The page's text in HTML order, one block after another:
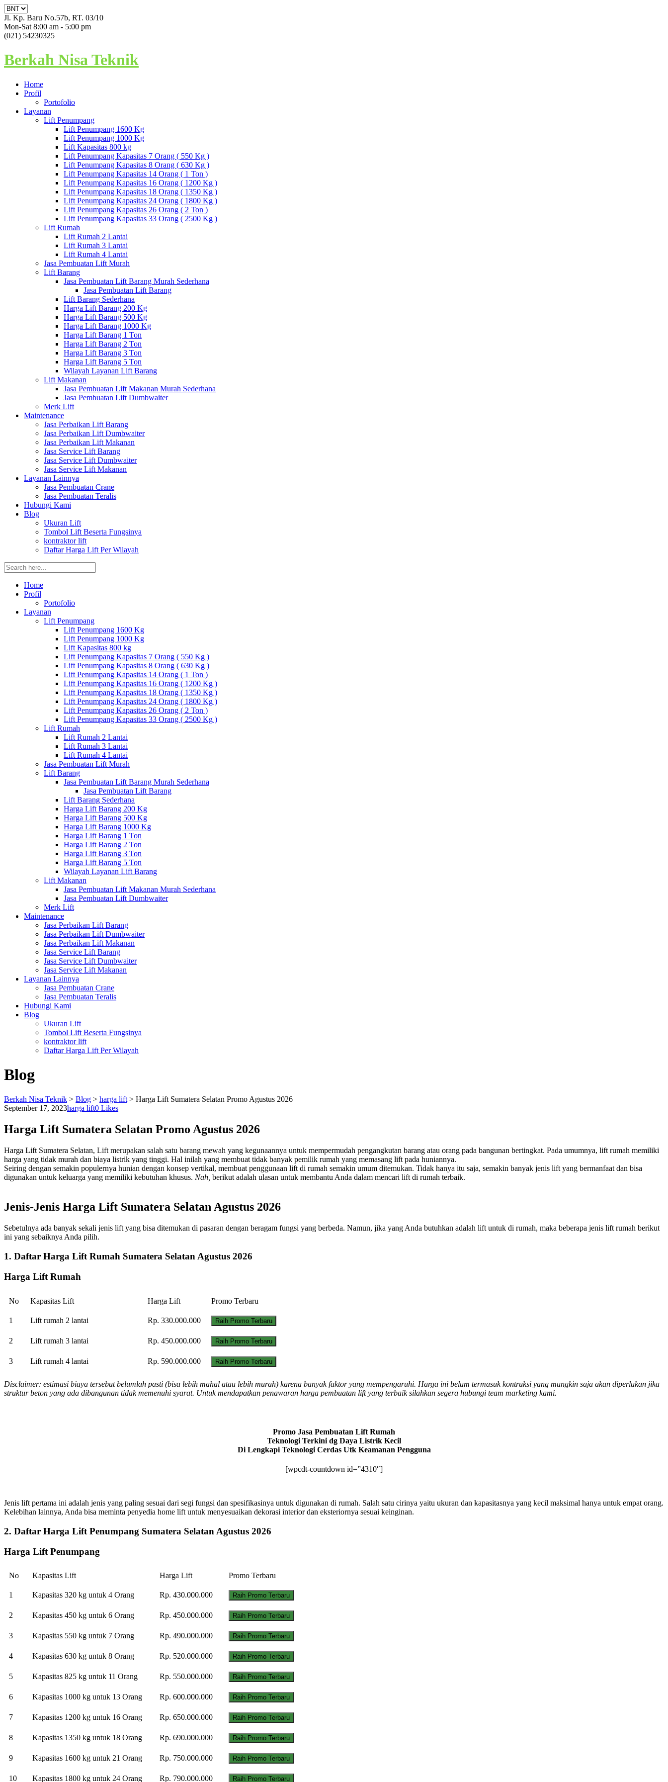
Jl. Kp. Baru No.57b, RT. 03/10
Mon-Sat 8:00 am - 5:00 pm
(021) 54230325
Berkah Nisa Teknik
Home
Profil
Portofolio
Layanan
Lift Penumpang
Lift Penumpang 1600 Kg
Lift Penumpang 1000 Kg
Lift Kapasitas 800 kg
Lift Penumpang Kapasitas 7 Orang ( 550 Kg )
Lift Penumpang Kapasitas 8 Orang ( 630 Kg )
Lift Penumpang Kapasitas 14 Orang ( 1 Ton )
Lift Penumpang Kapasitas 16 Orang ( 1200 Kg )
Lift Penumpang Kapasitas 18 Orang ( 1350 Kg )
Lift Penumpang Kapasitas 24 Orang ( 1800 Kg )
Lift Penumpang Kapasitas 26 Orang ( 2 Ton )
Lift Penumpang Kapasitas 33 Orang ( 2500 Kg )
Lift Rumah
Lift Rumah 2 Lantai
Lift Rumah 3 Lantai
Lift Rumah 4 Lantai
Jasa Pembuatan Lift Murah
Lift Barang
Jasa Pembuatan Lift Barang Murah Sederhana
Jasa Pembuatan Lift Barang
Lift Barang Sederhana
Harga Lift Barang 200 Kg
Harga Lift Barang 500 Kg
Harga Lift Barang 1000 Kg
Harga Lift Barang 1 Ton
Harga Lift Barang 2 Ton
Harga Lift Barang 3 Ton
Harga Lift Barang 5 Ton
Wilayah Layanan Lift Barang
Lift Makanan
Jasa Pembuatan Lift Makanan Murah Sederhana
Jasa Pembuatan Lift Dumbwaiter
Merk Lift
Maintenance
Jasa Perbaikan Lift Barang
Jasa Perbaikan Lift Dumbwaiter
Jasa Perbaikan Lift Makanan
Jasa Service Lift Barang
Jasa Service Lift Dumbwaiter
Jasa Service Lift Makanan
Layanan Lainnya
Jasa Pembuatan Crane
Jasa Pembuatan Teralis
Hubungi Kami
Blog
Ukuran Lift
Tombol Lift Beserta Fungsinya
kontraktor lift
Daftar Harga Lift Per Wilayah
Home
Profil
Portofolio
Layanan
Lift Penumpang
Lift Penumpang 1600 Kg
Lift Penumpang 1000 Kg
Lift Kapasitas 800 kg
Lift Penumpang Kapasitas 7 Orang ( 550 Kg )
Lift Penumpang Kapasitas 8 Orang ( 630 Kg )
Lift Penumpang Kapasitas 14 Orang ( 1 Ton )
Lift Penumpang Kapasitas 16 Orang ( 1200 Kg )
Lift Penumpang Kapasitas 18 Orang ( 1350 Kg )
Lift Penumpang Kapasitas 24 Orang ( 1800 Kg )
Lift Penumpang Kapasitas 26 Orang ( 2 Ton )
Lift Penumpang Kapasitas 33 Orang ( 2500 Kg )
Lift Rumah
Lift Rumah 2 Lantai
Lift Rumah 3 Lantai
Lift Rumah 4 Lantai
Jasa Pembuatan Lift Murah
Lift Barang
Jasa Pembuatan Lift Barang Murah Sederhana
Jasa Pembuatan Lift Barang
Lift Barang Sederhana
Harga Lift Barang 200 Kg
Harga Lift Barang 500 Kg
Harga Lift Barang 1000 Kg
Harga Lift Barang 1 Ton
Harga Lift Barang 2 Ton
Harga Lift Barang 3 Ton
Harga Lift Barang 5 Ton
Wilayah Layanan Lift Barang
Lift Makanan
Jasa Pembuatan Lift Makanan Murah Sederhana
Jasa Pembuatan Lift Dumbwaiter
Merk Lift
Maintenance
Jasa Perbaikan Lift Barang
Jasa Perbaikan Lift Dumbwaiter
Jasa Perbaikan Lift Makanan
Jasa Service Lift Barang
Jasa Service Lift Dumbwaiter
Jasa Service Lift Makanan
Layanan Lainnya
Jasa Pembuatan Crane
Jasa Pembuatan Teralis
Hubungi Kami
Blog
Ukuran Lift
Tombol Lift Beserta Fungsinya
kontraktor lift
Daftar Harga Lift Per Wilayah
Blog
Berkah Nisa Teknik > Blog > harga lift > Harga Lift Sumatera Selatan Promo Agustus 2026
September 17, 2023harga lift0 Likes
Harga Lift Sumatera Selatan Promo Agustus 2026
Harga Lift Sumatera Selatan, Lift merupakan salah satu barang mewah yang kegunaannya untuk mempermudah pengangkutan barang atau orang pada bangunan bertingkat. Pada umumnya, lift rumah memiliki
harga yang tidak murah dan biaya listrik yang tinggi. Hal inilah yang membuat tidak banyak pemilik rumah yang memasang lift pada huniannya.
Seiring dengan semakin populernya hunian dengan konsep vertikal, membuat penggunaan lift di rumah semakin umum ditemukan. Tidak hanya itu saja, semakin banyak jenis lift yang bermanfaat dan bisa
digunakan untuk keluarga yang memiliki kebutuhan khusus. Nah, berikut adalah ulasan untuk membantu Anda dalam mencari lift di rumah terbaik.
Jenis-Jenis Harga Lift Sumatera Selatan Agustus 2026
Sebetulnya ada banyak sekali jenis lift yang bisa ditemukan di pasaran dengan beragam fungsi yang berbeda. Namun, jika yang Anda butuhkan adalah lift untuk di rumah, maka beberapa jenis lift rumah berikut
ini yang sebaiknya Anda pilih.
1. Daftar Harga Lift Rumah Sumatera Selatan Agustus 2026
Harga Lift Rumah
No Kapasitas Lift Harga Lift Promo Terbaru
1 Lift rumah 2 lantai Rp. 330.000.000 Raih Promo Terbaru
2 Lift rumah 3 lantai Rp. 450.000.000 Raih Promo Terbaru
3 Lift rumah 4 lantai Rp. 590.000.000 Raih Promo Terbaru
Disclaimer: estimasi biaya tersebut belumlah pasti (bisa lebih mahal atau lebih murah) karena banyak faktor yang mempengaruhi. Harga ini belum termasuk kontruksi yang mungkin saja akan diperlukan jika
struktur beton yang ada dibangunan tidak memenuhi syarat. Untuk mendapatkan penawaran harga pembuatan lift yang terbaik silahkan segera hubungi team marketing kami.
Promo Jasa Pembuatan Lift Rumah
Teknologi Terkini dg Daya Listrik Kecil
Di Lengkapi Teknologi Cerdas Utk Keamanan Pengguna
[wpcdt-countdown id=”4310″]
Jenis lift pertama ini adalah jenis yang paling sesuai dari segi fungsi dan spesifikasinya untuk digunakan di rumah. Salah satu cirinya yaitu ukuran dan kapasitasnya yang kecil maksimal hanya untuk empat orang.
Kelebihan lainnya, Anda bisa meminta penyedia home lift untuk menyesuaikan dekorasi interior dan eksteriornya sesuai keinginan.
2. Daftar Harga Lift Penumpang Sumatera Selatan Agustus 2026
Harga Lift Penumpang
No Kapasitas Lift Harga Lift Promo Terbaru
1 Kapasitas 320 kg untuk 4 Orang Rp. 430.000.000 Raih Promo Terbaru
2 Kapasitas 450 kg untuk 6 Orang Rp. 450.000.000 Raih Promo Terbaru
3 Kapasitas 550 kg untuk 7 Orang Rp. 490.000.000 Raih Promo Terbaru
4 Kapasitas 630 kg untuk 8 Orang Rp. 520.000.000 Raih Promo Terbaru
5 Kapasitas 825 kg untuk 11 Orang Rp. 550.000.000 Raih Promo Terbaru
6 Kapasitas 1000 kg untuk 13 Orang Rp. 600.000.000 Raih Promo Terbaru
7 Kapasitas 1200 kg untuk 16 Orang Rp. 650.000.000 Raih Promo Terbaru
8 Kapasitas 1350 kg untuk 18 Orang Rp. 690.000.000 Raih Promo Terbaru
9 Kapasitas 1600 kg untuk 21 Orang Rp. 750.000.000 Raih Promo Terbaru
10 Kapasitas 1800 kg untuk 24 Orang Rp. 790.000.000 Raih Promo Terbaru